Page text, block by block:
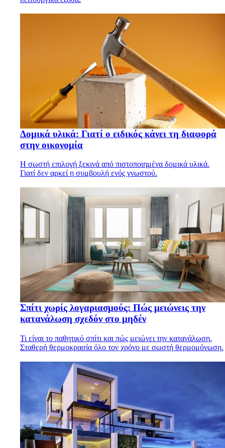
Δομικά υλικά: Γιατί ο ειδικός κάνει τη διαφορά
στην οικονομία
Η σωστή επιλογή ξεκινά από πιστοποιημένα δομικά υλικά.
Γιατί δεν αρκεί η συμβουλή ενός γνωστού.
Σπίτι χωρίς λογαριασμούς: Πώς μειώνεις την
κατανάλωση σχεδόν στο μηδέν
Τι είναι το παθητικό σπίτι και πώς μειώνει την κατανάλωση.
Σταθερή θερμοκρασία όλο τον χρόνο με σωστή θερμομόνωση.